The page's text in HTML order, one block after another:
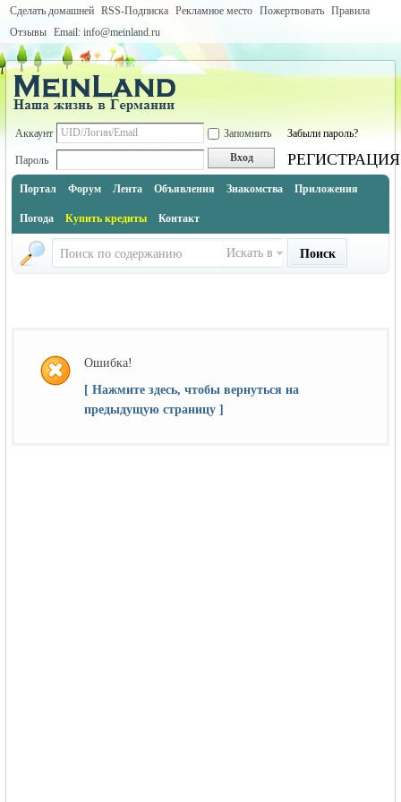
Сделать домашней RSS-Подписка Рекламное место Пожертвовать Правила
Отзывы Email: info@meinland.ru
Аккаунт Запомнить Забыли пароль?
Пароль Вход РЕГИСТРАЦИЯ
Портал Форум Лента Объявления Знакомства Приложения
Погода Купить кредиты Контакт
Искать в Поиск
Ошибка!
[ Нажмите здесь, чтобы вернуться на
предыдущую страницу ]